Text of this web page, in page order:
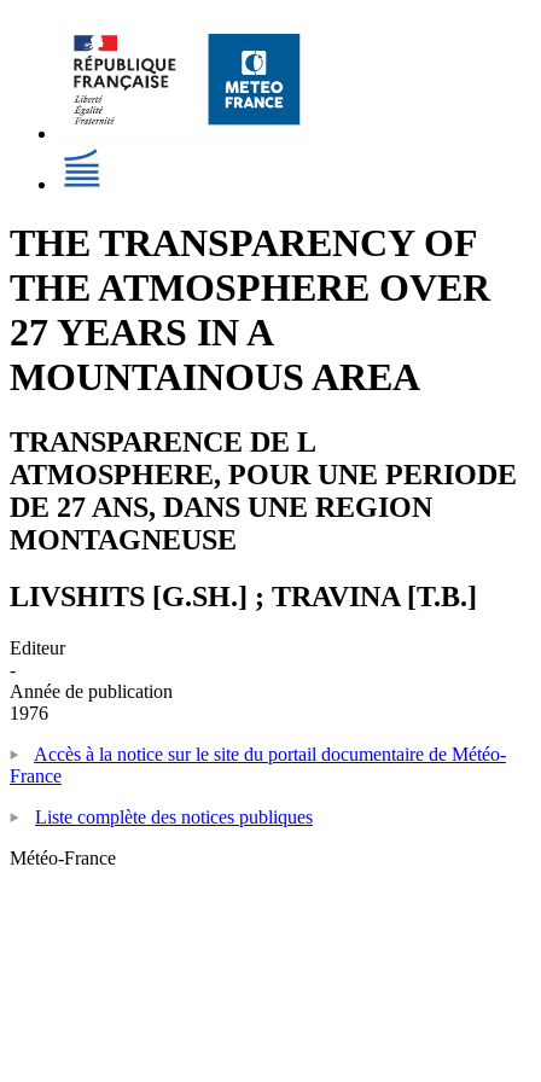
THE TRANSPARENCY OF
THE ATMOSPHERE OVER
27 YEARS IN A
MOUNTAINOUS AREA
TRANSPARENCE DE L
ATMOSPHERE, POUR UNE PERIODE
DE 27 ANS, DANS UNE REGION
MONTAGNEUSE
LIVSHITS [G.SH.] ; TRAVINA [T.B.]
Editeur
-
Année de publication
1976
Accès à la notice sur le site du portail documentaire de Météo-
France
Liste complète des notices publiques
Météo-France